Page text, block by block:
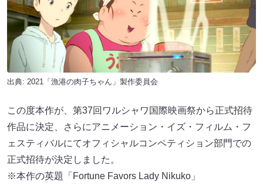
出典: 2021「漁港の肉子ちゃん」製作委員会
この度本作が、第37回ワルシャワ国際映画祭から正式招待
作品に決定、さらにアニメーション・イズ・フィルム・フ
ェスティバルにてオフィシャルコンペティション部門での
正式招待が決定しました。
※本作の英題「Fortune Favors Lady Nikuko」